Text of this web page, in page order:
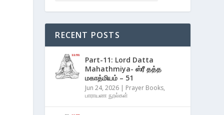
RECENT POSTS
Part-11: Lord Datta
Mahathmiya- ஸ்ரீ தத்த
மகாத்மியம் – 51
Jun 24, 2026 | Prayer Books,
பாராயண நூல்கள்